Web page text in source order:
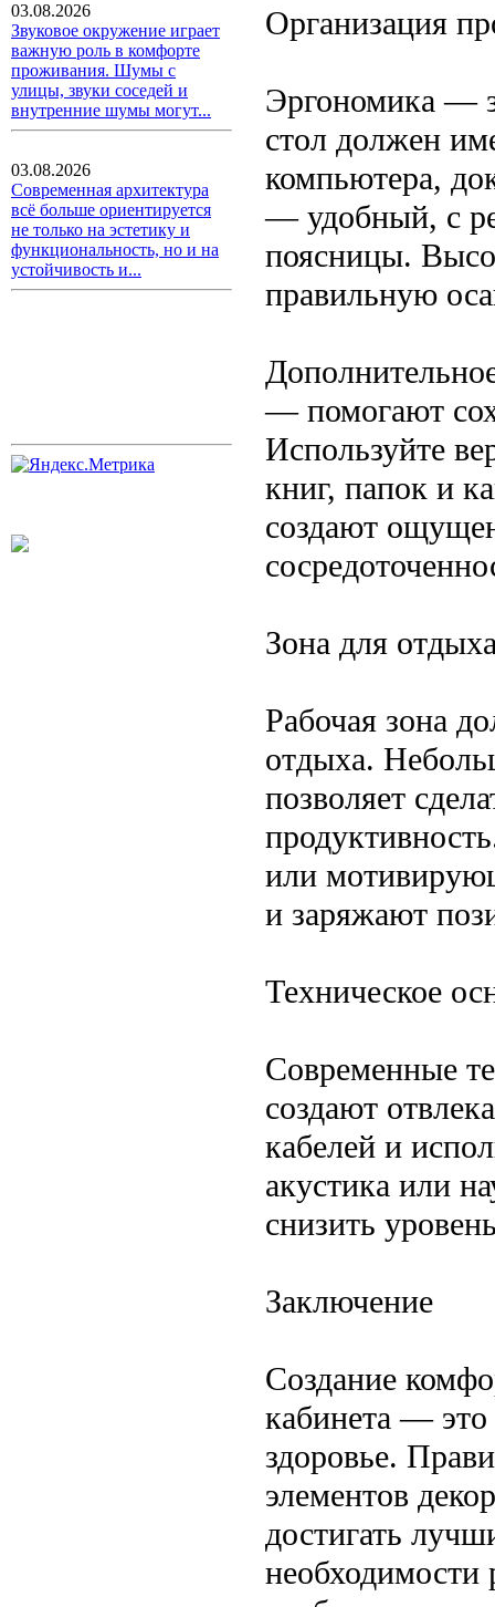
03.08.2026
Звуковое окружение играет
важную роль в комфорте
проживания. Шумы с
улицы, звуки соседей и
внутренние шумы могут...
03.08.2026
Современная архитектура
всё больше ориентируется
не только на эстетику и
функциональность, но и на
устойчивость и...
Организация
Эргономика —
стол должен
компьютера,
— удобный, с
поясницы.
правильную
— помогают
Используйте
книг, папок и
создают
Зона для
Рабочая зона
отдыха.
позволяет
или
и заряжают
Техническое
Современные
создают
кабелей и
акустика или
снизить
Заключение
Создание
кабинета — это
здоровье.
элементов
достигать
необходимости